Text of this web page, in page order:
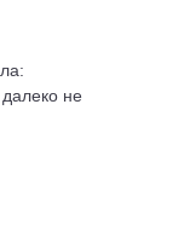
не